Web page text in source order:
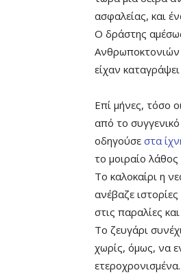
ασφαλείας, και
Ο δράστης
Ανθρωποκτονιών
είχαν
Επί μήνες, τόσο
από το
οδηγούσε στα
το μοιραίο
Το καλοκαίρι η
ανέβαζε
στις παραλίες
Το ζευγάρι
χωρίς, όμως, να